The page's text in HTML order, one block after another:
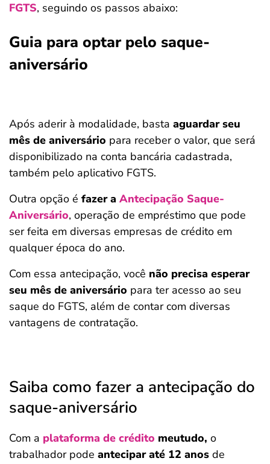
FGTS, seguindo os passos abaixo:
Guia para optar pelo saque-
aniversário
Após aderir à modalidade, basta aguardar seu
mês de aniversário para receber o valor, que será
disponibilizado na conta bancária cadastrada,
também pelo aplicativo FGTS.
Outra opção é fazer a Antecipação Saque-
Aniversário, operação de empréstimo que pode
ser feita em diversas empresas de crédito em
qualquer época do ano.
Com essa antecipação, você não precisa esperar
seu mês de aniversário para ter acesso ao seu
saque do FGTS, além de contar com diversas
vantagens de contratação.
Saiba como fazer a antecipação do
saque-aniversário
Com a plataforma de crédito meutudo, o
trabalhador pode antecipar até 12 anos de